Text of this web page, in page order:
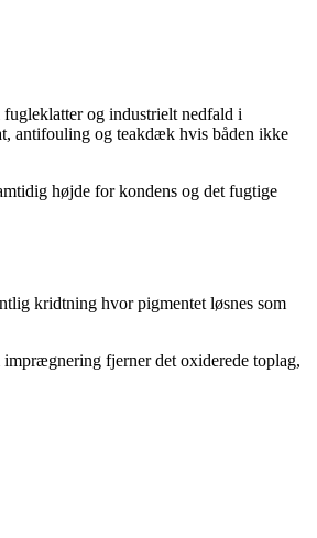
og industrielt nedfald i
antifouling og teakdæk hvis båden ikke
højde for kondens og det fugtige
kridtning hvor pigmentet løsnes som
fjerner det oxiderede toplag,